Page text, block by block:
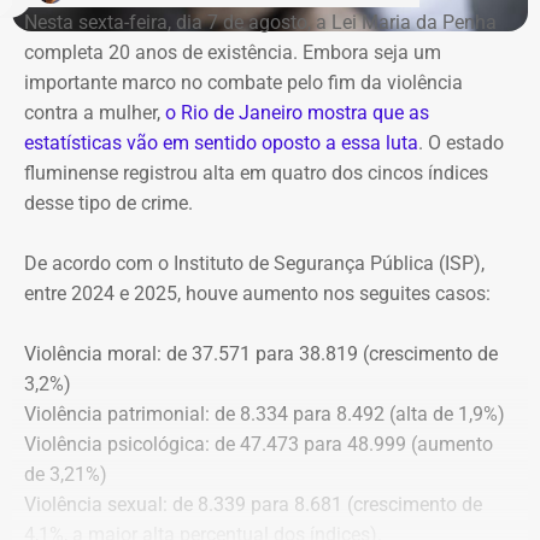
plenário do TCE-RJ, determina a notificação da ex-
presidente do Itaprevi Fernanda; do ex-prefeito de Itaguaí,
Rubem Vieira de Souza, o Rubão; e de outros diretores e
conselheiros do fundo municipal.
Além disso, o tribunal aprovou a expedição de ofício com
cópia integral do processo ao Ministério Público do
apuração de possíveis ilícitos nas esferas cível e criminal,
e à Secretaria de Regime Próprio e Complementar do
Nesta sexta-feira, dia 7 de agosto, a Lei Maria da Penha
completa 20 anos de existência. Embora seja um
importante marco no combate pelo fim da violência
contra a mulher, o Rio de Janeiro mostra que as
estatísticas vão em sentido oposto a essa luta. O estado
fluminense registrou alta em quatro dos cincos índices
desse tipo de crime.
De acordo com o Instituto de Segurança Pública (ISP),
entre 2024 e 2025, houve aumento nos seguites casos:
Violência moral: de 37.571 para 38.819 (crescimento de
3,2%)
Violência patrimonial: de 8.334 para 8.492 (alta de 1,9%)
Violência psicológica: de 47.473 para 48.999 (aumento
de 3,21%)
Violência sexual: de 8.339 para 8.681 (crescimento de